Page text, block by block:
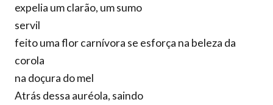
expelia um clarão, um sumo
servil
feito uma flor carnívora se esforça na beleza da
corola
na doçura do mel
Atrás dessa auréola, saindo